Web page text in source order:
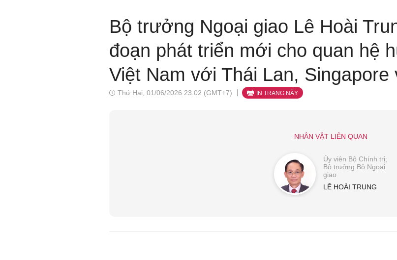
Bộ trưởng Ngoại giao Lê Hoài
đoạn phát triển mới cho quan hệ
Việt Nam với Thái Lan, Singapore
Thứ Hai, 01/06/2026 23:02 (GMT+7) IN TRANG NÀY
NHÂN VẬT LIÊN QUAN
Ủy viên Bộ Chính trị;
Bộ trưởng Bộ Ngoại
giao
LÊ HOÀI TRUNG